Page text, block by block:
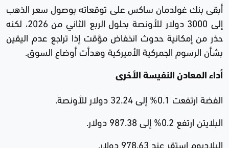
أبقى بنك غولدمان ساكس على توقعاته بوصول سعر الذهب
إلى 3000 دولار للأونصة بحلول الربع الثاني من 2026، لكنه
حذر من إمكانية حدوث انخفاض مؤقت إذا تراجع عدم اليقين
بشأن الرسوم الجمركية الأميركية وهدأت أوضاع السوق.
أداء المعادن النفيسة الأخرى
الفضة ارتفعت 0.1% إلى 32.24 دولار للأونصة.
البلايتن ارتفع 0.2% إلى 987.38 دولار.
البلاديوم استقر عند 978.63 دولار.